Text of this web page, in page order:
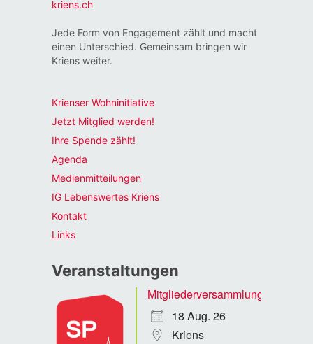
kriens.ch
Jede Form von Engagement zählt und macht
einen Unterschied. Gemeinsam bringen wir
Kriens weiter.
Krienser Wohninitiative
Jetzt Mitglied werden!
Ihre Spende zählt!
Agenda
Medienmitteilungen
IG Lebenswertes Kriens
Kontakt
Links
Veranstaltungen
Mitgliederversammlung
18 Aug. 26
Kriens